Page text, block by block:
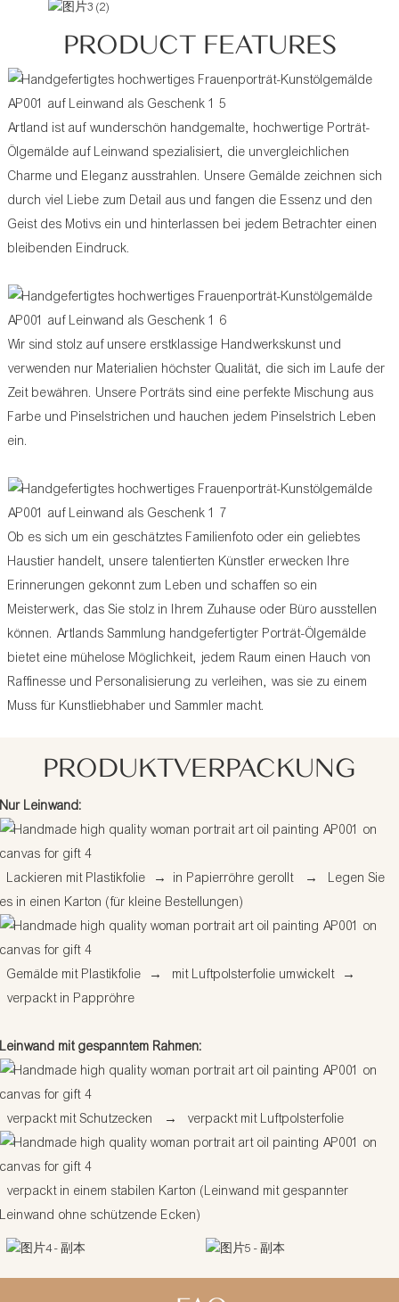
PRODUCT FEATURES
Artland ist auf wunderschön handgemalte, hochwertige Porträt-
Ölgemälde auf Leinwand spezialisiert, die unvergleichlichen
Charme und Eleganz ausstrahlen. Unsere Gemälde zeichnen sich
durch viel Liebe zum Detail aus und fangen die Essenz und den
Geist des Motivs ein und hinterlassen bei jedem Betrachter einen
bleibenden Eindruck.
Wir sind stolz auf unsere erstklassige Handwerkskunst und
verwenden nur Materialien höchster Qualität, die sich im Laufe der
Zeit bewähren. Unsere Porträts sind eine perfekte Mischung aus
Farbe und Pinselstrichen und hauchen jedem Pinselstrich Leben
ein.
Ob es sich um ein geschätztes Familienfoto oder ein geliebtes
Haustier handelt, unsere talentierten Künstler erwecken Ihre
Erinnerungen gekonnt zum Leben und schaffen so ein
Meisterwerk, das Sie stolz in Ihrem Zuhause oder Büro ausstellen
können. Artlands Sammlung handgefertigter Porträt-Ölgemälde
bietet eine mühelose Möglichkeit, jedem Raum einen Hauch von
Raffinesse und Personalisierung zu verleihen, was sie zu einem
Muss für Kunstliebhaber und Sammler macht.
PRODUKTVERPACKUNG
Nur Leinwand:
Lackieren mit Plastikfolie → in Papierröhre gerollt →
Legen Sie
es in einen Karton (für kleine Bestellungen)
Gemälde mit Plastikfolie → mit Luftpolsterfolie umwickelt
→
verpackt in Pappröhre
Leinwand mit gespanntem Rahmen:
verpackt mit Schutzecken → verpackt mit Luftpolsterfolie
verpackt in einem stabilen Karton (Leinwand mit gespannter
Leinwand ohne schützende Ecken)